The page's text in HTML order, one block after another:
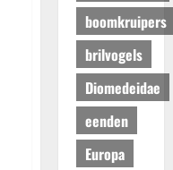
boomkruipers
brilvogels
Diomedeidae
eenden
Europa